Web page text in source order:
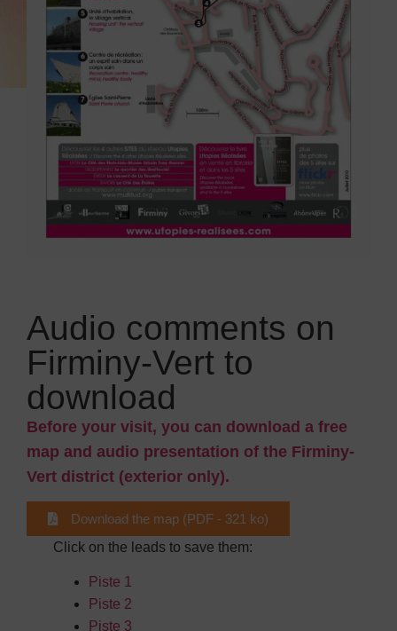
Audio comments on
Firminy-Vert to
download
Before your visit, you can download a free
map and audio presentation of the Firminy-
Vert district (exterior only).
Download the map (PDF - 321 ko)
Click on the leads to save them:
Piste 1
Piste 2
Piste 3